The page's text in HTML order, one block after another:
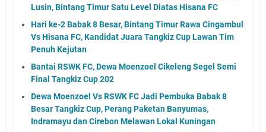
Lusin, Bintang Timur Satu Level Diatas Hisana FC
Hari ke-2 Babak 8 Besar, Bintang Timur Rawa Cingambul
Vs Hisana FC, Kandidat Juara Tangkiz Cup Lawan Tim
Penuh Kejutan
Bantai RSWK FC, Dewa Moenzoel Cikeleng Segel Semi
Final Tangkiz Cup 202
Dewa Moenzoel Vs RSWK FC Jadi Pembuka Babak 8
Besar Tangkiz Cup, Perang Paketan Banyumas,
Indramayu dan Cirebon Melawan Lokal Kuningan